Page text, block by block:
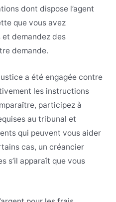
dont dispose l’agent
que vous avez
demandez des
demande.
a été engagée contre
les instructions
participez à
au tribunal et
qui peuvent vous aider
cas, un créancier
s’il apparaît que vous